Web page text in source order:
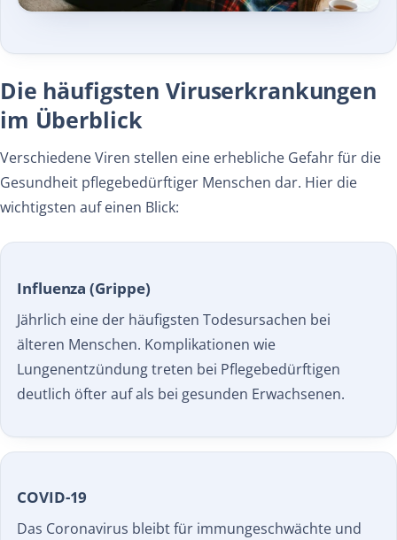
Die häufigsten Viruserkrankungen
im Überblick
Verschiedene Viren stellen eine erhebliche Gefahr für die
Gesundheit pflegebedürftiger Menschen dar. Hier die
wichtigsten auf einen Blick:
Influenza (Grippe)
Jährlich eine der häufigsten Todesursachen bei
älteren Menschen. Komplikationen wie
Lungenentzündung treten bei Pflegebedürftigen
deutlich öfter auf als bei gesunden Erwachsenen.
COVID-19
Das Coronavirus bleibt für immungeschwächte und